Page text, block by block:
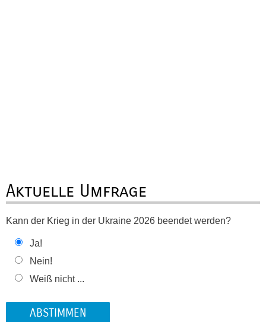
Aktuelle Umfrage
Kann der Krieg in der Ukraine 2026 beendet werden?
Ja!
Nein!
Weiß nicht ...